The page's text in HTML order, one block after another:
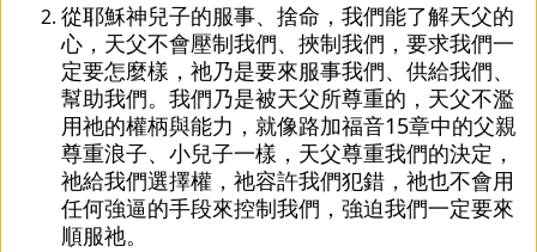
從耶穌神兒子的服事、捨命，我們能了解天父的
心，天父不會壓制我們、挾制我們，要求我們一
定要怎麼樣，祂乃是要來服事我們、供給我們、
幫助我們。我們乃是被天父所尊重的，天父不濫
用祂的權柄與能力，就像路加福音15章中的父親
尊重浪子、小兒子一樣，天父尊重我們的決定，
祂給我們選擇權，祂容許我們犯錯，祂也不會用
任何強逼的手段來控制我們，強迫我們一定要來
順服祂。